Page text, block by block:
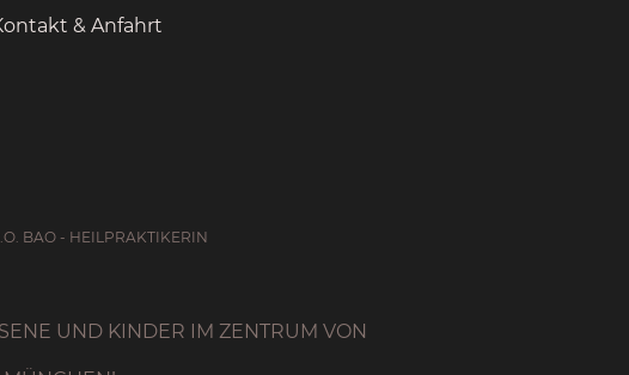
& Anfahrt
BAO - HEILPRAKTIKERIN
UND KINDER IM ZENTRUM VON